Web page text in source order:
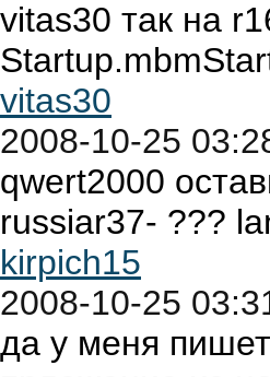
vitas30 так на
vitas30
2008-10-25
qwert2000
russiar37- ???
kirpich15
2008-10-25
да у меня